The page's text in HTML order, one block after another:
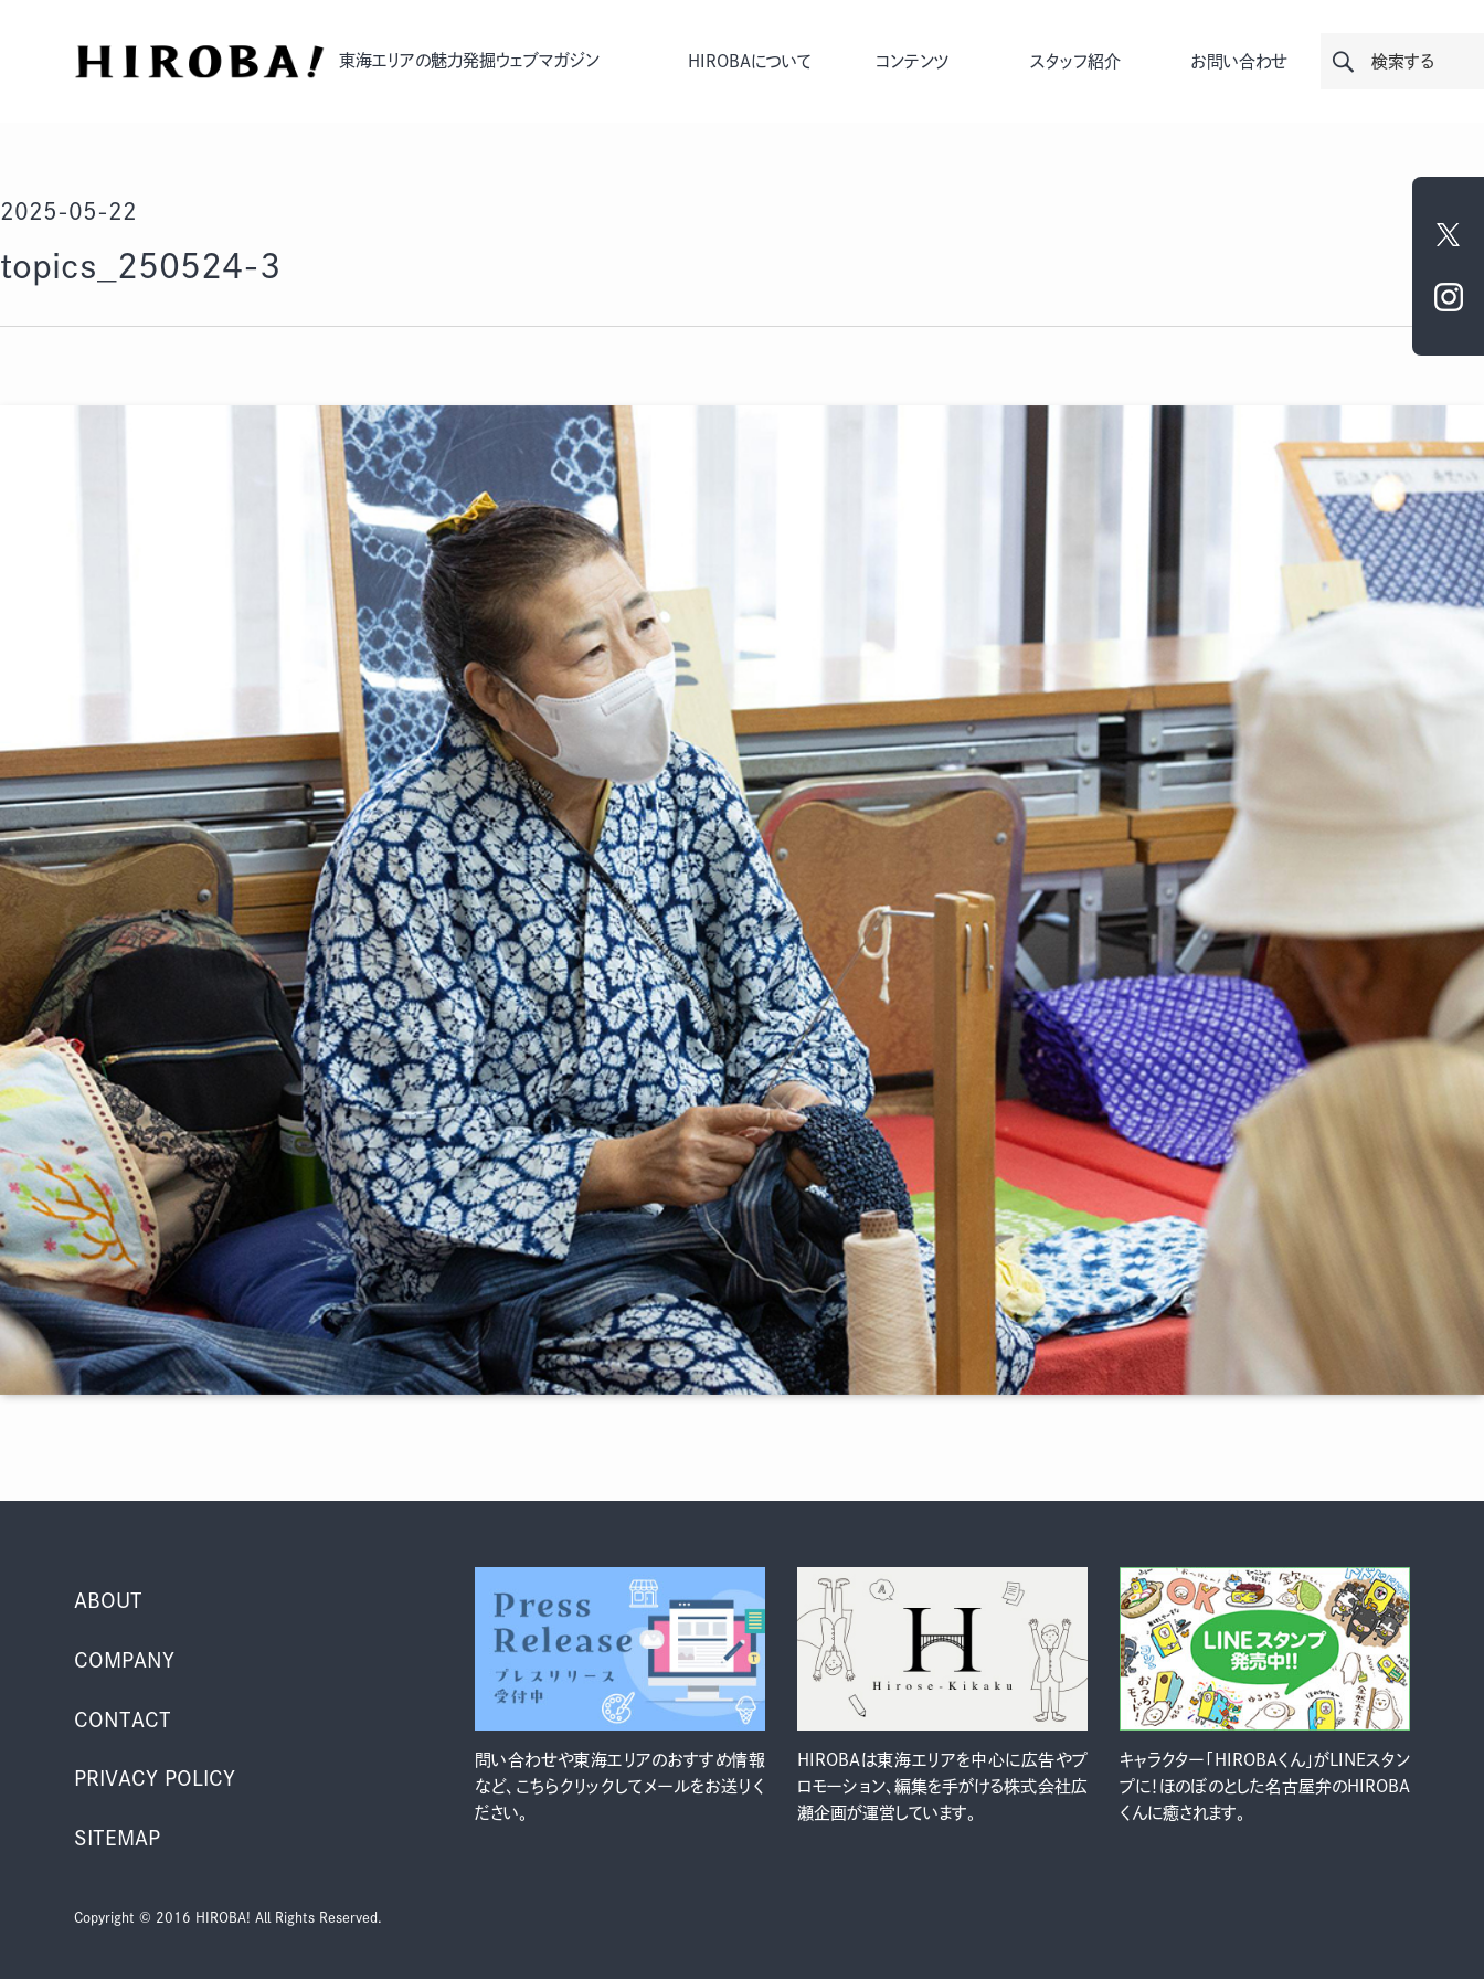
東海エリアの魅力発掘ウェブマガジン HIROBAについて コンテンツ スタッフ紹介 お問い合わせ 検索する
2025-05-22
topics_250524-3
ABOUT
COMPANY
CONTACT
PRIVACY POLICY
SITEMAP
問い合わせや東海エリアのおすすめ情報
など、こちらクリックしてメールをお送りく
ださい。
HIROBAは東海エリアを中心に広告やプ
ロモーション、編集を手がける株式会社広
瀬企画が運営しています。
キャラクター「HIROBAくん」がLINEスタン
プに！ほのぼのとした名古屋弁のHIROBA
くんに癒されます。
Copyright © 2016 HIROBA! All Rights Reserved.